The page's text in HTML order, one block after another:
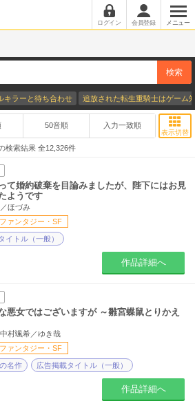
ログイン 会員登録 メニュー
検索
キラーと待ち合わせ 追放された転生重騎士はゲーム
50音順 入力一致順
表示切替
検索結果 全12,326件
て婚約破棄を目論みましたが、陛下にはお見
ようです
ほづみ
ファンタジー・SF
イトル（一般）
作品詳細へ
悪女ではございますが ～雛宮蝶鼠とりかえ
村颯希／ゆき哉
ファンタジー・SF
名作 広告掲載タイトル（一般）
作品詳細へ